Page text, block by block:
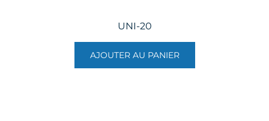
UNI-20
AJOUTER AU PANIER